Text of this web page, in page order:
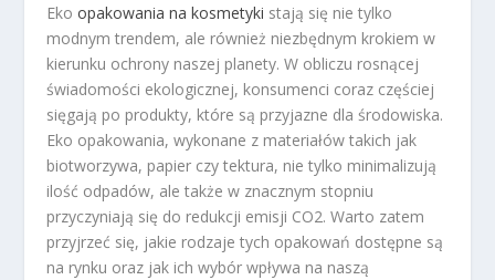
Ekoopakowania na kosmetyki stają się nie tylko
modnym trendem, ale również niezbędnym krokiem w
kierunku ochrony naszej planety. W obliczu rosnącej
świadomości ekologicznej, konsumenci coraz częściej
sięgają po produkty, które są przyjazne dla środowiska.
Eko opakowania, wykonane z materiałów takich jak
biotworzywa, papier czy tektura, nie tylko minimalizują
ilość odpadów, ale także w znacznym stopniu
przyczyniają się do redukcji emisji CO2. Warto zatem
przyjrzeć się, jakie rodzaje tych opakowań dostępne są
na rynku oraz jak ich wybór wpływa na naszą